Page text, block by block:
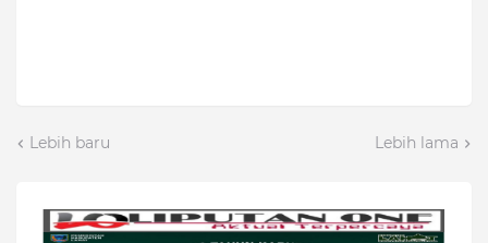
Lebih baru Lebih lama